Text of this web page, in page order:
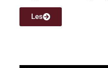
Les